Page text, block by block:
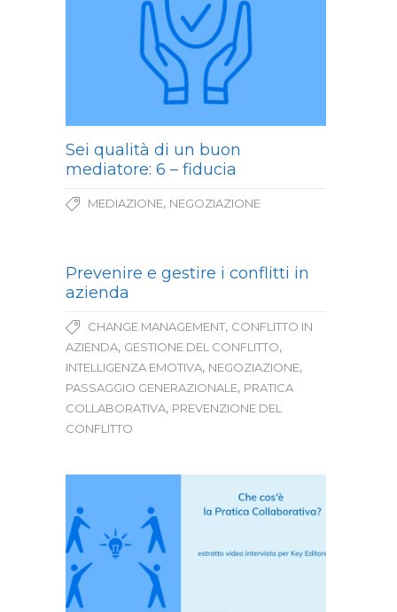
Sei qualità di un buon
mediatore: 6 – fiducia
MEDIAZIONE, NEGOZIAZIONE
Prevenire e gestire i conflitti in
azienda
CHANGE MANAGEMENT, CONFLITTO IN
AZIENDA, GESTIONE DEL CONFLITTO,
INTELLIGENZA EMOTIVA, NEGOZIAZIONE,
PASSAGGIO GENERAZIONALE, PRATICA
COLLABORATIVA, PREVENZIONE DEL
CONFLITTO